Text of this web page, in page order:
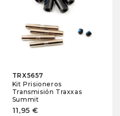
TRX5657
Kit Prisioneros
Transmisión Traxxas
Summit
11,95 €